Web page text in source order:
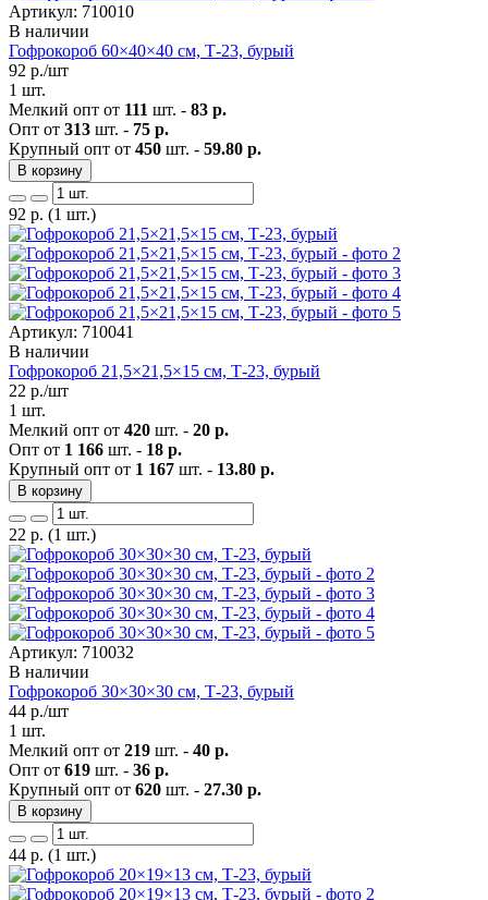
Артикул: 710010
В наличии
Гофрокороб 60×40×40 см, Т-23, бурый
92 р./шт
1 шт.
Мелкий опт от 111 шт. - 83 р.
Опт от 313 шт. - 75 р.
Крупный опт от 450 шт. - 59.80 р.
В корзину
92 р. (1 шт.)
Артикул: 710041
В наличии
Гофрокороб 21,5×21,5×15 см, Т-23, бурый
22 р./шт
1 шт.
Мелкий опт от 420 шт. - 20 р.
Опт от 1 166 шт. - 18 р.
Крупный опт от 1 167 шт. - 13.80 р.
В корзину
22 р. (1 шт.)
Артикул: 710032
В наличии
Гофрокороб 30×30×30 см, Т-23, бурый
44 р./шт
1 шт.
Мелкий опт от 219 шт. - 40 р.
Опт от 619 шт. - 36 р.
Крупный опт от 620 шт. - 27.30 р.
В корзину
44 р. (1 шт.)